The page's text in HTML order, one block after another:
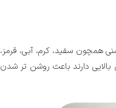
همچون سفید، کرم، آبی، قرمز،
دارند باعث روشن تر شدن